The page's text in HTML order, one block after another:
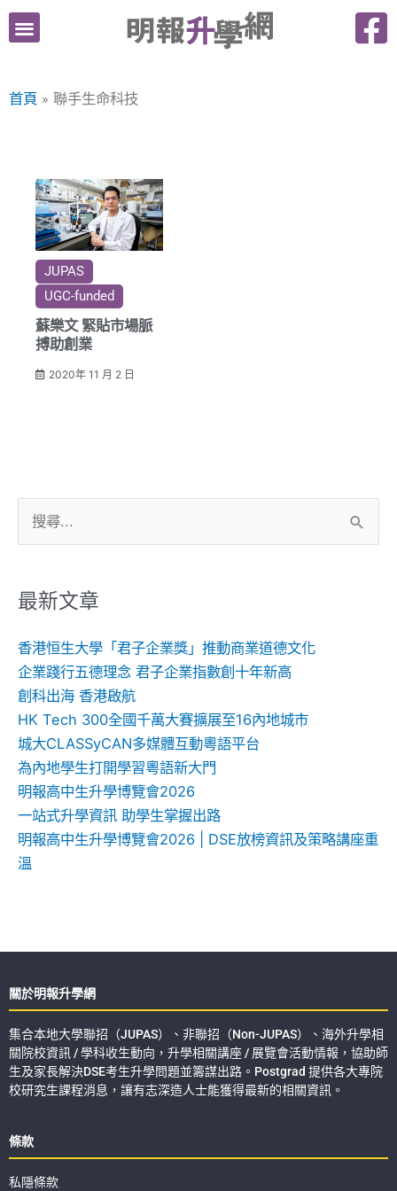
跳
內首頁 聯手生命科技
JUPAS
UGC-funded
蘇樂文 緊貼市場脈
搏助創業
2020年 11 月 2 日
尋
鍵
最新文章
香港恒生大學「君子企業獎」推動商業道德文化
企業踐行五德理念 君子企業指數創十年新高
創科出海 香港啟航
HK Tech 300全國千萬大賽擴展至16內地城市
城大CLASSyCAN多媒體互動粵語平台
為內地學生打開學習粵語新大門
明報高中生升學博覽會2026
一站式升學資訊 助學生掌握出路
明報高中生升學博覽會2026 | DSE放榜資訊及策略講座重
溫
關於明報升學網
集合本地大學聯招（JUPAS）、非聯招（Non-JUPAS）、海外升學相
關院校資訊 / 學科收生動向，升學相關講座 / 展覽會活動情報，協助師
生及家長解決DSE考生升學問題並籌謀出路。Postgrad 提供各大專院
校研究生課程消息，讓有志深造人士能獲得最新的相關資訊。
條款
私隱條款